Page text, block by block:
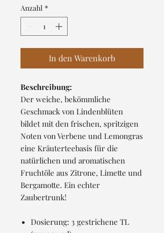
pro
100
Gramm
Anzahl *
In den Warenkorb
Beschreibung:
Der weiche, bekömmliche
Geschmack von Lindenblüten
bildet mit den frischen, spritzigen
Noten von Verbene und Lemongras
eine Kräuterteebasis für die
natürlichen und aromatischen
Fruchtöle aus Zitrone, Limette und
Bergamotte. Ein echter
Zaubertrunk!
Dosierung: 3 gestrichene TL